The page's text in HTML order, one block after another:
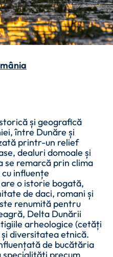
și geografică
între Dunăre și
printr-un relief
dealuri domoale și
se remarcă prin clima
influențe
o istorie bogată,
de daci, romani și
renumită pentru
Delta Dunării
arheologice (cetăți
diversitatea etnică.
de bucătăria